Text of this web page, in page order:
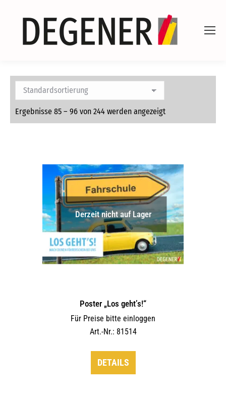
Ergebnisse 85 – 96 von 244 werden angezeigt
Derzeit nicht auf Lager
Poster „Los geht’s!“
Für Preise bitte einloggen
Art.-Nr.: 81514
DETAILS